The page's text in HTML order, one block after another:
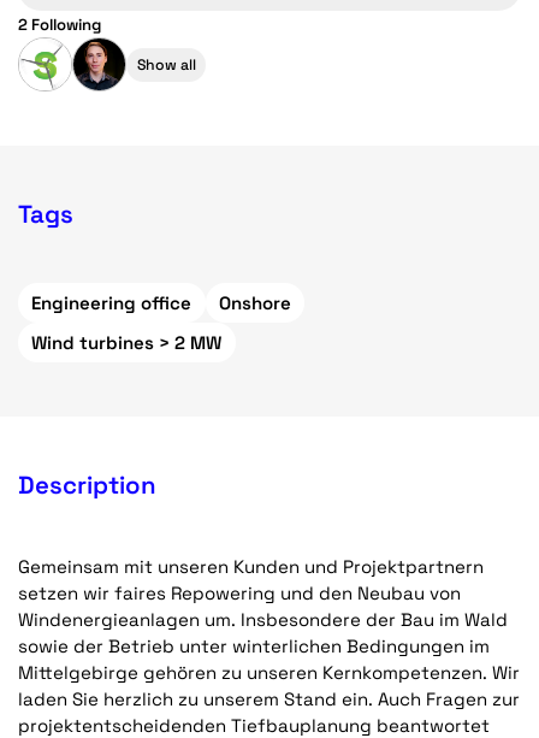
2 Following
Show all
Tags
Engineering office
Onshore
Wind turbines > 2 MW
Description
Gemeinsam mit unseren Kunden und Projektpartnern
setzen wir faires Repowering und den Neubau von
Windenergieanlagen um. Insbesondere der Bau im Wald
sowie der Betrieb unter winterlichen Bedingungen im
Mittelgebirge gehören zu unseren Kernkompetenzen. Wir
laden Sie herzlich zu unserem Stand ein. Auch Fragen zur
projektentscheidenden Tiefbauplanung beantwortet